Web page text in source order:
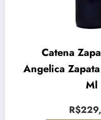
Catena
Angelica
Ml